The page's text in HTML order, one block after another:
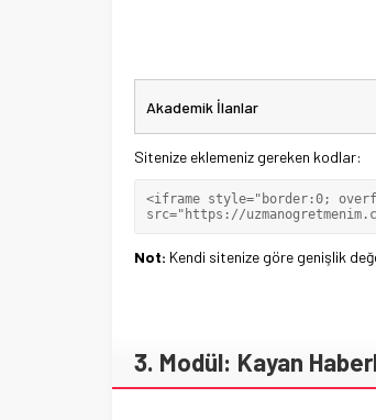
Sitenize eklemeniz gereken kodlar:
Not: Kendi sitenize göre genişlik
3. Modül: Kayan